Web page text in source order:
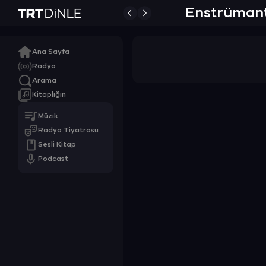
Ana Sayfa
Radyo
Arama
Kitaplığın
Müzik
Radyo Tiyatrosu
Sesli Kitap
Podcast